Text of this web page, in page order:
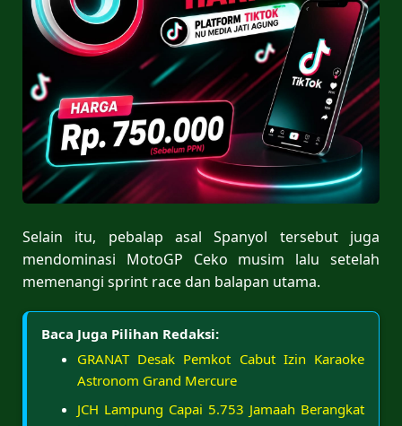
Selain itu, pebalap asal Spanyol tersebut juga
mendominasi MotoGP Ceko musim lalu setelah
memenangi sprint race dan balapan utama.
Baca Juga Pilihan Redaksi:
GRANAT Desak Pemkot Cabut Izin Karaoke
Astronom Grand Mercure
JCH Lampung Capai 5.753 Jamaah Berangkat